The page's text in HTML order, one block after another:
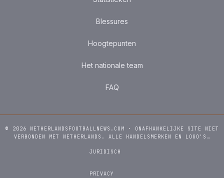
Blessures
Hoogtepunten
Het nationale team
FAQ
© 2026 NETHERLANDSFOOTBALLNEWS.COM · ONAFHANKELIJKE SITE NIET
VERBONDEN MET NETHERLANDS. ALLE HANDELSMERKEN EN LOGO'S…
JURIDISCH
PRIVACY